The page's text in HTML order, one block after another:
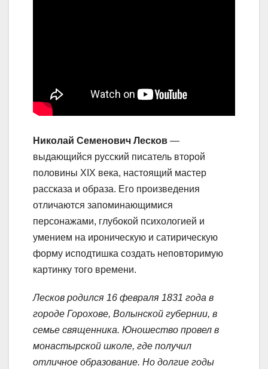
Николай Семенович Лесков —
выдающийся русский писатель второй
половины XIX века, настоящий мастер
рассказа и образа. Его произведения
отличаются запоминающимися
персонажами, глубокой психологией и
умением на ироническую и сатирическую
форму исподтишка создать неповторимую
картинку того времени.
Лесков родился 16 февраля 1831 года в
городе Горохове, Волынской губернии, в
семье священника. Юношество провел в
монастырской школе, где получил
отличное образование. Но долгие годы